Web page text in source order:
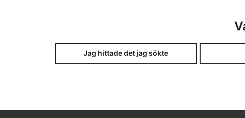
Jag hittade det jag sökte